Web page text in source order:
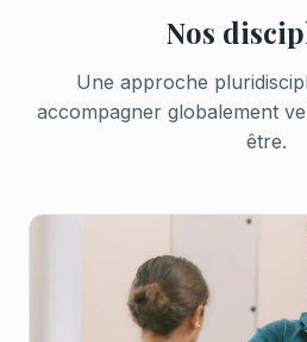
Nos
Une approche
accompagner globalement
être.